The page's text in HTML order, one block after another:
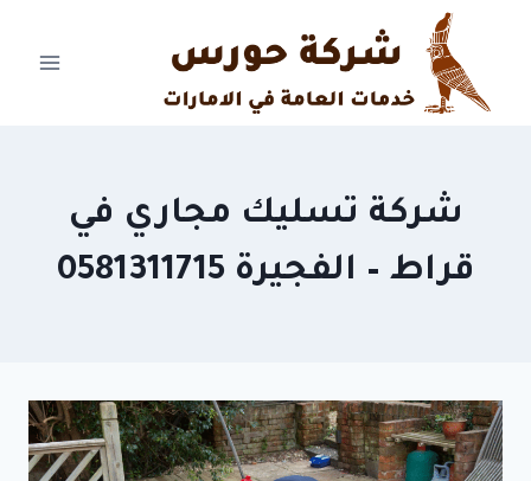
content
شركة تسليك مجاري في
قراط – الفجيرة 0581311715